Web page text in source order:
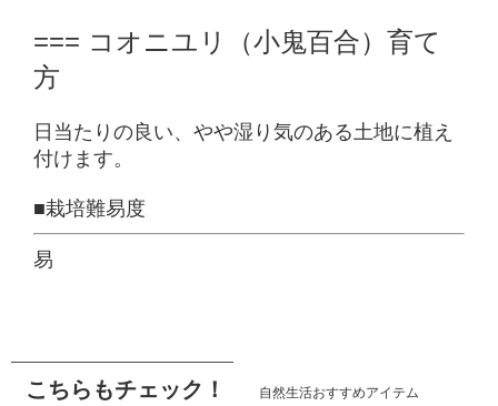
=== コオニユリ（小鬼百合）育て
方
日当たりの良い、やや湿り気のある土地に植え
付けます。
■栽培難易度
易
こちらもチェック！ 自然生活おすすめアイテム